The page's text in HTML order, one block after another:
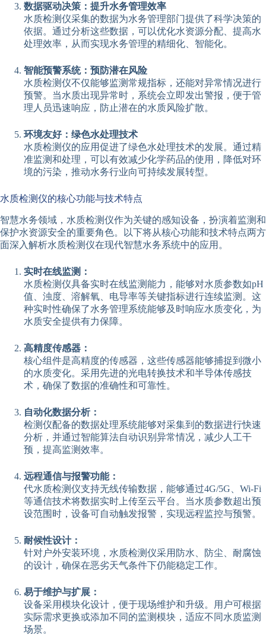
数据驱动决策：提升水务管理效率
水质检测仪采集的数据为水务管理部门提供了科学决策的
依据。通过分析这些数据，可以优化水资源分配、提高水
处理效率，从而实现水务管理的精细化、智能化。
智能预警系统：预防潜在风险
水质检测仪不仅能够监测常规指标，还能对异常情况进行
预警。当水质出现异常时，系统会立即发出警报，便于管
理人员迅速响应，防止潜在的水质风险扩散。
环境友好：绿色水处理技术
水质检测仪的应用促进了绿色水处理技术的发展。通过精
准监测和处理，可以有效减少化学药品的使用，降低对环
境的污染，推动水务行业向可持续发展转型。
水质检测仪的核心功能与技术特点
智慧水务领域，水质检测仪作为关键的感知设备，扮演着监测和
保护水资源安全的重要角色。以下将从核心功能和技术特点两方
面深入解析水质检测仪在现代智慧水务系统中的应用。
实时在线监测：
水质检测仪具备实时在线监测能力，能够对水质参数如pH
值、浊度、溶解氧、电导率等关键指标进行连续监测。这
种实时性确保了水务管理系统能够及时响应水质变化，为
水质安全提供有力保障。
高精度传感器：
核心组件是高精度的传感器，这些传感器能够捕捉到微小
的水质变化。采用先进的光电转换技术和半导体传感技
术，确保了数据的准确性和可靠性。
自动化数据分析：
检测仪配备的数据处理系统能够对采集到的数据进行快速
分析，并通过智能算法自动识别异常情况，减少人工干
预，提高监测效率。
远程通信与报警功能：
代水质检测仪支持无线传输数据，能够通过4G/5G、Wi-Fi
等通信技术将数据实时上传至云平台。当水质参数超出预
设范围时，设备可自动触发报警，实现远程监控与预警。
耐候性设计：
针对户外安装环境，水质检测仪采用防水、防尘、耐腐蚀
的设计，确保在恶劣天气条件下仍能稳定工作。
易于维护与扩展：
设备采用模块化设计，便于现场维护和升级。用户可根据
实际需求更换或添加不同的监测模块，适应不同水质监测
场景。